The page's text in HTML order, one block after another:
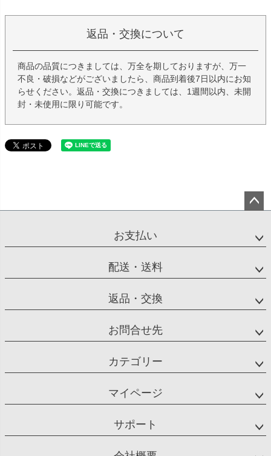
返品・交換について
商品の品質につきましては、万全を期しておりますが、万一
不良・破損などがございましたら、商品到着後7日以内にお知
らせください。返品・交換につきましては、1週間以内、未開
封・未使用に限り可能です。
ップ
お支払い
配送・送料
返品・交換
お問合せ先
カテゴリー
マイページ
サポート